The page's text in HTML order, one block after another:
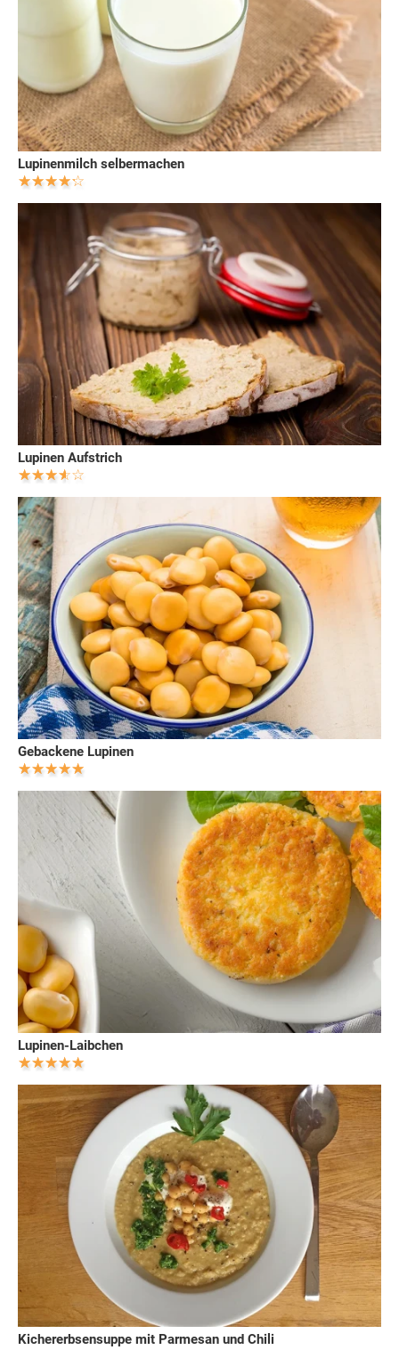
Lupinenmilch selbermachen
Lupinen Aufstrich
Gebackene Lupinen
Lupinen-Laibchen
Kichererbsensuppe mit Parmesan und Chili